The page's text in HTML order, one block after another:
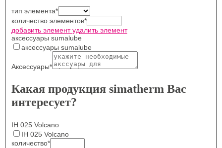
тип элемента*
количество элементов*
добавить элемент удалить элемент
аксессуары sumalube
аксессуары sumalube
Аксессуары*
Какая продукция simatherm Вас
интересует?
IH 025 Volcano
IH 025 Volcano
количество*